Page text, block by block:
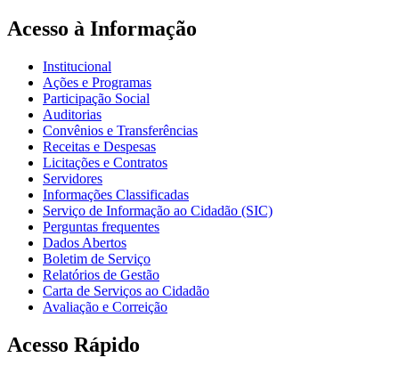
Acesso à Informação
Institucional
Ações e Programas
Participação Social
Auditorias
Convênios e Transferências
Receitas e Despesas
Licitações e Contratos
Servidores
Informações Classificadas
Serviço de Informação ao Cidadão (SIC)
Perguntas frequentes
Dados Abertos
Boletim de Serviço
Relatórios de Gestão
Carta de Serviços ao Cidadão
Avaliação e Correição
Acesso Rápido